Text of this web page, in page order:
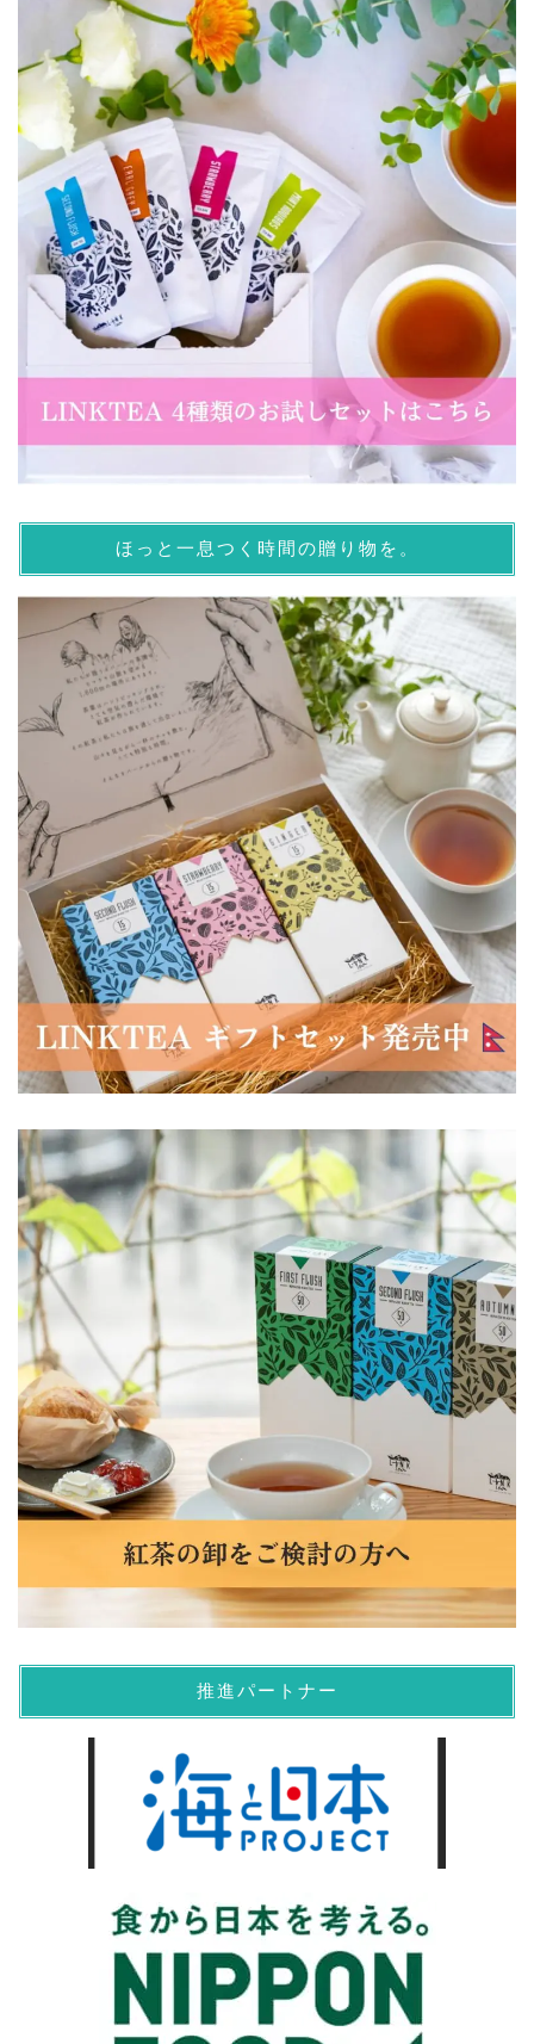
ほっと一息つく時間の贈り物を。
推進パートナー